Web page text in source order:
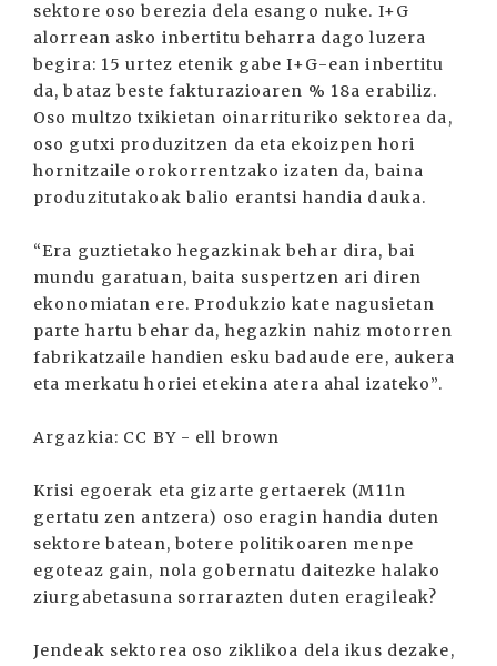
sektore oso berezia dela esango nuke. I+G
alorrean asko inbertitu beharra dago luzera
begira: 15 urtez etenik gabe I+G-ean inbertitu
da, bataz beste fakturazioaren % 18a erabiliz.
Oso multzo txikietan oinarrituriko sektorea da,
oso gutxi produzitzen da eta ekoizpen hori
hornitzaile orokorrentzako izaten da, baina
produzitutakoak balio erantsi handia dauka.
“Era guztietako hegazkinak behar dira, bai
mundu garatuan, baita suspertzen ari diren
ekonomiatan ere. Produkzio kate nagusietan
parte hartu behar da, hegazkin nahiz motorren
fabrikatzaile handien esku badaude ere, aukera
eta merkatu horiei etekina atera ahal izateko”.
Argazkia: CC BY - ell brown
Krisi egoerak eta gizarte gertaerek (M11n
gertatu zen antzera) oso eragin handia duten
sektore batean, botere politikoaren menpe
egoteaz gain, nola gobernatu daitezke halako
ziurgabetasuna sorrarazten duten eragileak?
Jendeak sektorea oso ziklikoa dela ikus dezake,